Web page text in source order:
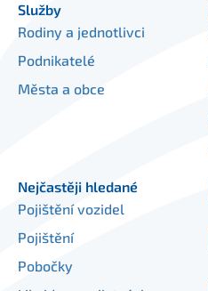
Služby
Rodiny a jednotlivci
Podnikatelé
Města a obce
Nejčastěji hledané
Pojištění vozidel
Pojištění
Pobočky